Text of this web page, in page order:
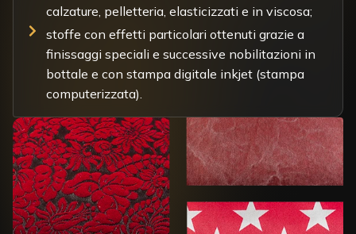
calzature, pelletteria, elasticizzati e in viscosa;
stoffe con effetti particolari ottenuti grazie a
finissaggi speciali e successive nobilitazioni in
bottale e con stampa digitale inkjet (stampa
computerizzata).